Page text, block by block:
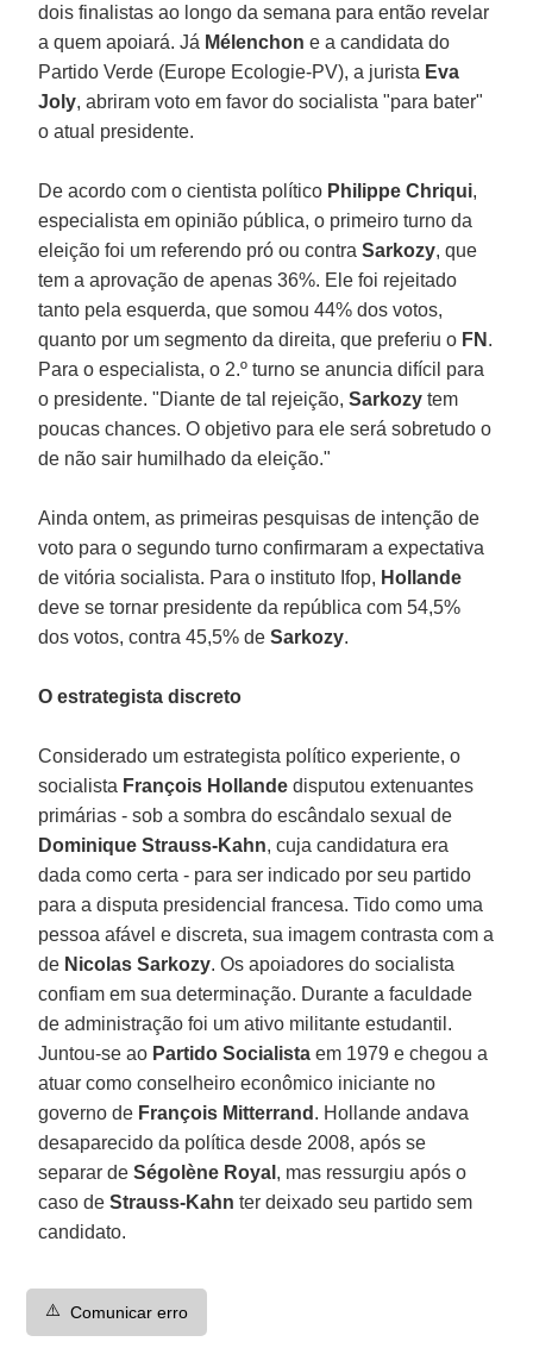
dois finalistas ao longo da semana para então revelar
a quem apoiará. Já Mélenchone a candidata do
Partido Verde (Europe Ecologie-PV), a jurista Eva
Joly, abriram voto em favor do socialista "para bater"
o atual presidente.
De acordo com o cientista político Philippe Chriqui,
especialista em opinião pública, o primeiro turno da
eleição foi um referendo pró ou contraSarkozy, que
tem a aprovação de apenas 36%. Ele foi rejeitado
tanto pela esquerda, que somou 44% dos votos,
quanto por um segmento da direita, que preferiu o FN .
Para o especialista, o 2.º turno se anuncia difícil para
o presidente. "Diante de tal rejeição,Sarkozytem
poucas chances. O objetivo para ele será sobretudo o
de não sair humilhado da eleição."
Ainda ontem, as primeiras pesquisas de intenção de
voto para o segundo turno confirmaram a expectativa
de vitória socialista. Para o instituto Ifop, Hollande
deve se tornar presidente da república com 54,5%
dos votos, contra 45,5% deSarkozy.
O estrategista discreto
Considerado um estrategista político experiente, o
socialista François Hollande disputou extenuantes
primárias - sob a sombra do escândalo sexual de
Dominique Strauss-Kahn, cuja candidatura era
dada como certa - para ser indicado por seu partido
para a disputa presidencial francesa. Tido como uma
pessoa afável e discreta, sua imagem contrasta com a
de Nicolas Sarkozy. Os apoiadores do socialista
confiam em sua determinação. Durante a faculdade
de administração foi um ativo militante estudantil.
Juntou-se ao Partido Socialista em 1979 e chegou a
atuar como conselheiro econômico iniciante no
governo de François Mitterrand . Hollande andava
desaparecido da política desde 2008, após se
separar deSégolène Royal , mas ressurgiu após o
caso deStrauss-Kahn ter deixado seu partido sem
candidato.
⚠️ Comunicar erro